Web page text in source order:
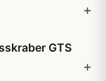
GTS